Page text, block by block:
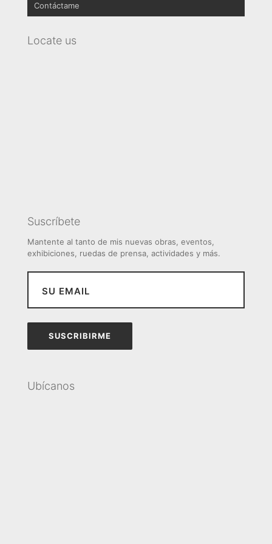
Rostros
Relojes
Cobranding
Contáctame
Locate us
Suscríbete
Mantente al tanto de mis nuevas obras, eventos,
exhibiciones, ruedas de prensa, actividades y más.
Ubícanos